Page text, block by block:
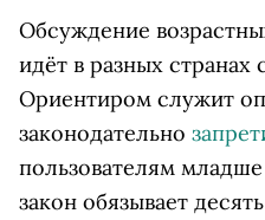
Обсуждение
идёт в разных странах
Ориентиром служит
законодательно
пользователям
закон обязывает